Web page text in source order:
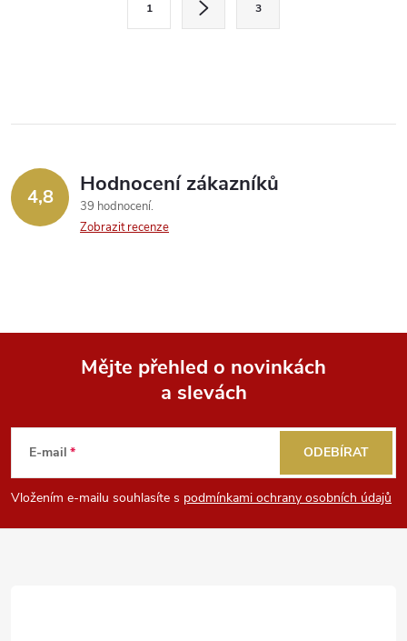
í
p
k
ý
p
i
s
k
v
á
n
1 3
4,8 Hodnocení zákazníků
39 hodnocení
Zobrazit recenze
p
Mějte přehled o novinkách
a slevách
E-mail
Vložením e-mailu souhlasíte s podmínkami ochrany osobních údajů
ODEBÍRAT